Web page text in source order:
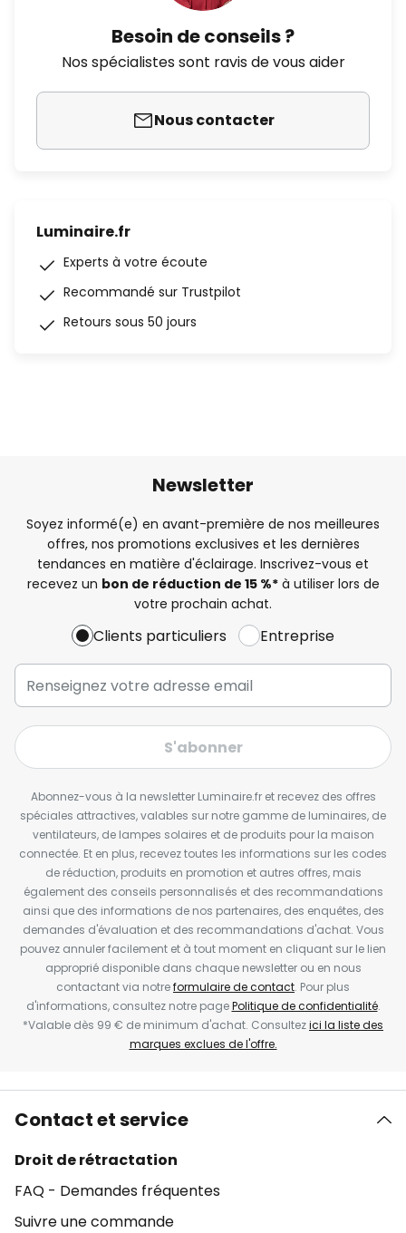
Besoin de conseils ?
Nos spécialistes sont ravis de vous aider
Nous contacter
Luminaire.fr
Experts à votre écoute
Recommandé sur Trustpilot
Retours sous 50 jours
Newsletter
Soyez informé(e) en avant-première de nos meilleures
offres, nos promotions exclusives et les dernières
tendances en matière d'éclairage. Inscrivez-vous et
recevez un bon de réduction de 15 %*à utiliser lors de
votre prochain achat.
Clients particuliers Entreprise
S'abonner
Abonnez-vous à la newsletter Luminaire.fr et recevez des offres
spéciales attractives, valables sur notre gamme de luminaires, de
ventilateurs, de lampes solaires et de produits pour la maison
connectée. Et en plus, recevez toutes les informations sur les codes
de réduction, produits en promotion et autres offres, mais
également des conseils personnalisés et des recommandations
ainsi que des informations de nos partenaires, des enquêtes, des
demandes d'évaluation et des recommandations d'achat. Vous
pouvez annuler facilement et à tout moment en cliquant sur le lien
approprié disponible dans chaque newsletter ou en nous
contactant via notreformulaire de contact. Pour plus
d'informations, consultez notre pagePolitique de confidentialité.
*Valable dès 99 € de minimum d'achat. Consultezici la liste des
marques exclues de l'offre.
Contact et service
Droit de rétractation
FAQ - Demandes fréquentes
Suivre une commande